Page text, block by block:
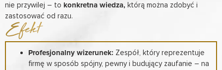
nie przywilej – to konkretna wiedza, którą można zdobyć i
zastosować od razu.
Efekt
Profesjonalny wizerunek: Zespół, który reprezentuje
firmę w sposób spójny, pewny i budujący zaufanie – na